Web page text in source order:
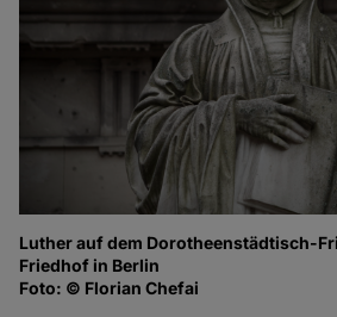
Luther auf dem Dorotheenstädtisch-
Friedhof in Berlin
Foto: © Florian Chefai